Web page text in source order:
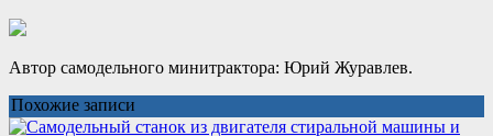
Автор самодельного минитрактора: Юрий Журавлев.
Похожие записи